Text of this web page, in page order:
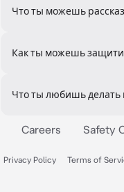
Что ты можешь
Как ты можешь
Что ты любишь делать
Careers Safety
Privacy Policy Terms of